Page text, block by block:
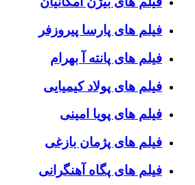
فیلم های پارسا پیروزفر
فیلم های پانته آ بهرام
فیلم های پولاد کیمیایی
فیلم های پویا امینی
فیلم های پژمان بازغی
فیلم های پگاه آهنگرانی